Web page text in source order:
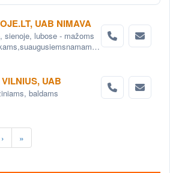
UAB NIMAVA
sienoje, lubose - mažoms
UAB
baldams
› »